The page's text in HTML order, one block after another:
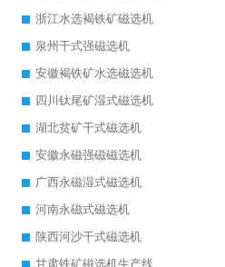
浙江水选褐铁矿磁选机
泉州干式强磁选机
安徽褐铁矿水选磁选机
四川钛尾矿湿式磁选机
湖北贫矿干式磁选机
安徽永磁强磁磁选机
广西永磁湿式磁选机
河南永磁式磁选机
陕西河沙干式磁选机
甘肃铁矿磁选机生产线